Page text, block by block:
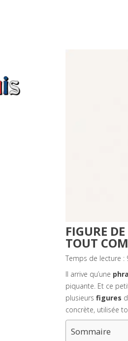
FIGURE
TOUT
Temps de lecture :
Il arrive qu’une
piquante. Et ce
plusieurs figures
concrète, utilisée
Sommaire